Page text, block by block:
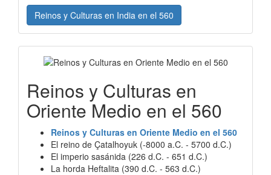
Reinos y Culturas en India en el 560
Reinos y Culturas en
Oriente Medio en el 560
Reinos y Culturas en Oriente Medio en el 560
El reino de Çatalhoyuk (-8000 a.C. - 5700 d.C.)
El imperio sasánida (226 d.C. - 651 d.C.)
La horda Heftalita (390 d.C. - 563 d.C.)